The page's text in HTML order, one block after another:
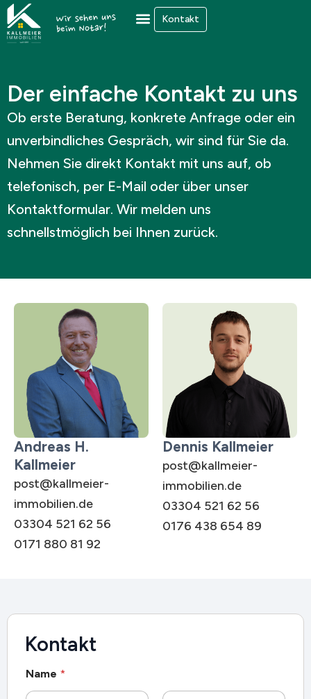
Zum
Inhalt
springen
Kontakt
Der einfache Kontakt zu uns
Ob erste Beratung, konkrete Anfrage oder ein
unverbindliches Gespräch, wir sind für Sie da.
Nehmen Sie direkt Kontakt mit uns auf, ob
telefonisch, per E-Mail oder über unser
Kontaktformular. Wir melden uns
schnellstmöglich bei Ihnen zurück.
Andreas H.
Kallmeier
post@kallmeier-
immobilien.de
03304 521 62 56
0171 880 81 92
Dennis Kallmeier
post@kallmeier-
immobilien.de
03304 521 62 56
0176 438 654 89
Kontakt
Name *